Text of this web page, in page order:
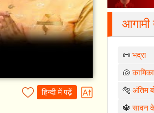
हिन्दी में पढ़ें
आगामी
📜भद्रा
🐚
🐅अंतिम
🔱सावन